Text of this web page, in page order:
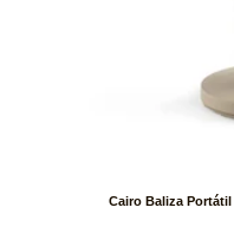
Cairo Baliza